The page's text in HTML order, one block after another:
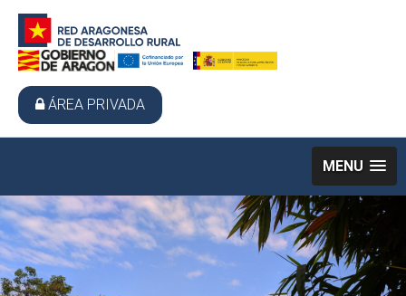
ÁREA PRIVADA
MENU